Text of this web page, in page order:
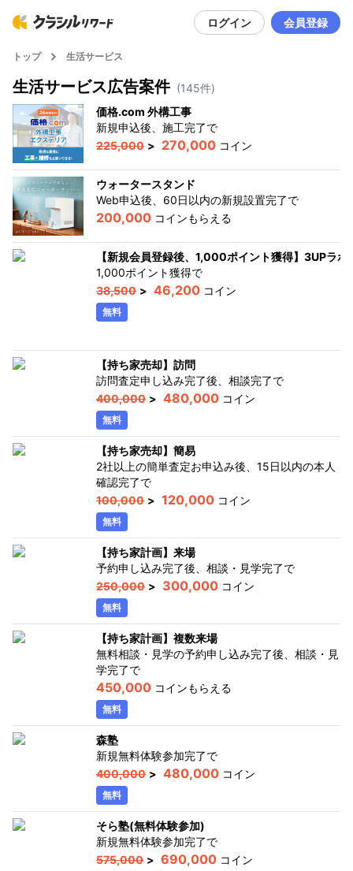
ログイン 会員登録
トップ 生活サービス
生活サービス広告案件 (145件)
価格.com 外構工事
新規申込後、施工完了で
225,000 > 270,000 コイン
ウォータースタンド
Web申込後、60日以内の新規設置完了で
200,000 コインもらえる
【新規会員登録後、1,000ポイント獲得】3UPラボ
1,000ポイント獲得で
38,500 > 46,200 コイン
無料
【持ち家売却】訪問
訪問査定申し込み完了後、相談完了で
400,000 > 480,000 コイン
無料
【持ち家売却】簡易
2社以上の簡単査定お申込み後、15日以内の本人
確認完了で
100,000 > 120,000 コイン
無料
【持ち家計画】来場
予約申し込み完了後、相談・見学完了で
250,000 > 300,000 コイン
無料
【持ち家計画】複数来場
無料相談・見学の予約申し込み完了後、相談・見
学完了で
450,000 コインもらえる
無料
森塾
新規無料体験参加完了で
400,000 > 480,000 コイン
無料
そら塾(無料体験参加)
新規無料体験参加完了で
575,000 > 690,000 コイン